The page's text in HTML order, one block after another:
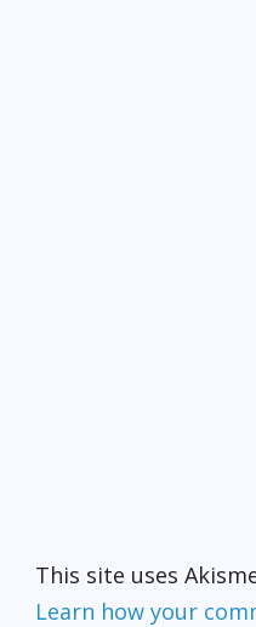
This site uses
Learn how your